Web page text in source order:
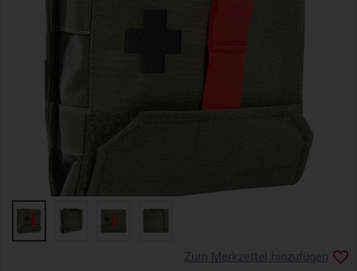
Zum Merkzettel hinzufügen